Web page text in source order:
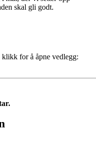
skal gli godt.
for å åpne vedlegg: